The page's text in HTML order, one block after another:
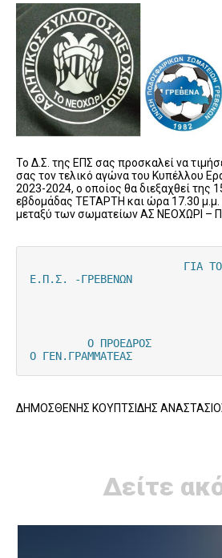
Το Δ.Σ. της ΕΠΣ σας προσκαλεί να
σας τον τελικό αγώνα του Κυπέλλου
2023-2024, ο οποίος θα διεξαχθεί της
εβδομάδας ΤΕΤΑΡΤΗ και ώρα 17.30
μεταξύ των σωματείων ΑΣ ΝΕΟΧΩΡΙ –
Ε.Π.Σ. -ΓΡΕΒΕΝΩΝ
Ο ΓΕΝ.ΓΡΑΜΜΑΤΕΑΣ
ΔΗΜΟΣΘΕΝΗΣ ΚΟΥΠΤΣΙΔΗΣ
Δείτε